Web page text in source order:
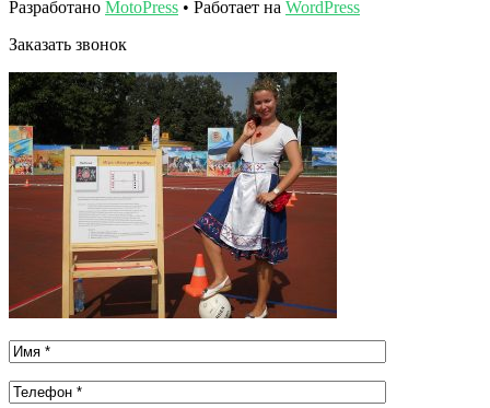
Разработано MotoPress • Работает на WordPress
Заказать звонок